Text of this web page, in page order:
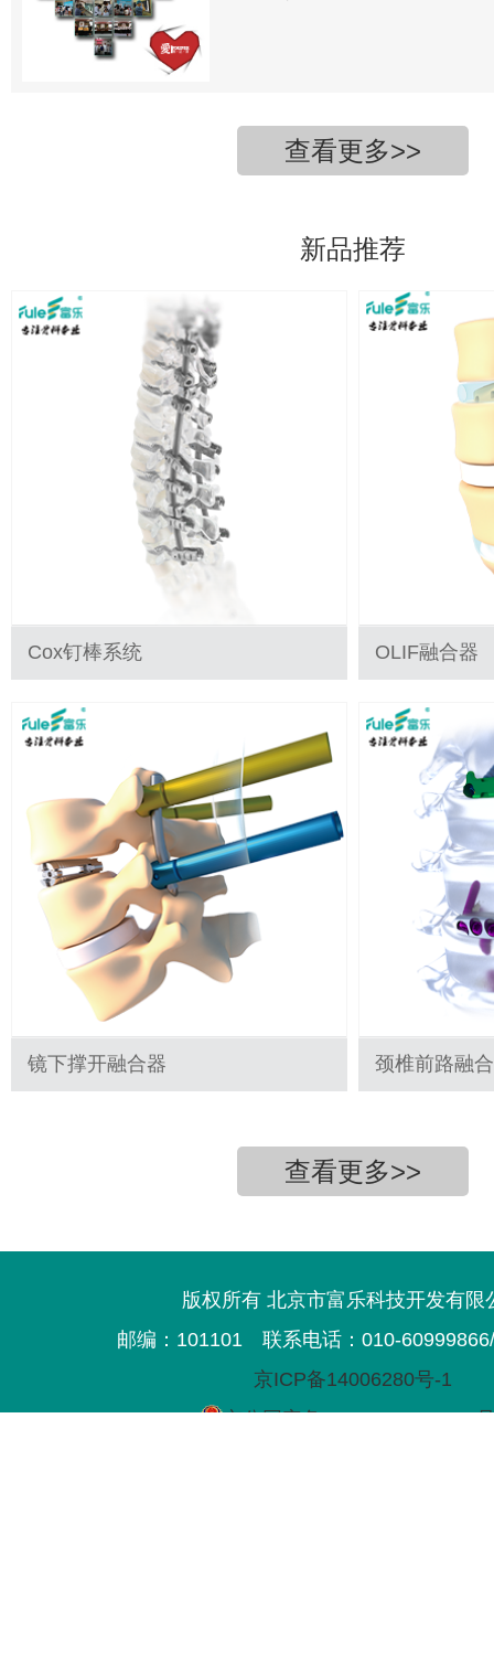
查看更多>>
新品推荐
Cox钉棒系统 OLIF融合器
镜下撑开融合器 颈椎前路融
查看更多>>
版权所有 北京市富乐科技开发有限
邮编：101101
联系电话：010-
京ICP备14006280号-1
京公网安备11011702000593